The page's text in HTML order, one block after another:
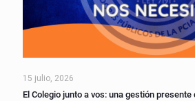
15 julio, 2026
El Colegio junto a vos: una gestión